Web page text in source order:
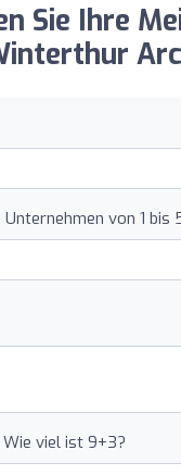
Sie Ihre
von 1 bis
viel ist 9+3?